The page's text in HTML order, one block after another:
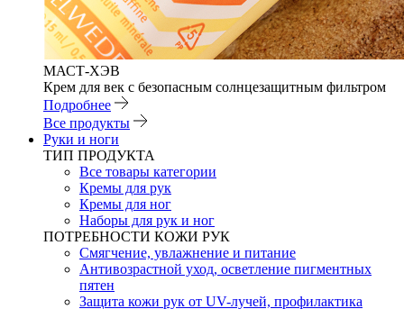
МАСТ-ХЭВ
Крем для век с безопасным солнцезащитным фильтром
Подробнее
Все продукты
Руки и ноги
ТИП ПРОДУКТА
Все товары категории
Кремы для рук
Кремы для ног
Наборы для рук и ног
ПОТРЕБНОСТИ КОЖИ РУК
Смягчение, увлажнение и питание
Антивозрастной уход, осветление пигментных
пятен
Защита кожи рук от UV-лучей, профилактика